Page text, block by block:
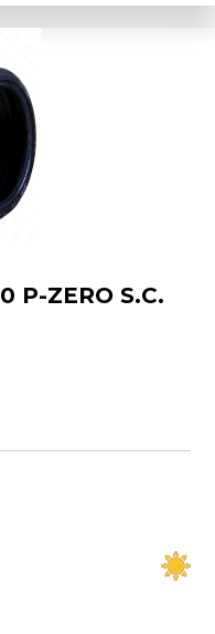
P-ZERO S.C.